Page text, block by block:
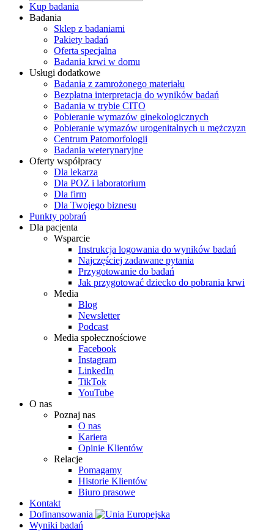
Kup badania
Badania
Sklep z badaniami
Pakiety badań
Oferta specjalna
Badania krwi w domu
Usługi dodatkowe
Badania z zamrożonego materiału
Bezpłatna interpretacja do wyników badań
Badania w trybie CITO
Pobieranie wymazów ginekologicznych
Pobieranie wymazów urogenitalnych u mężczyzn
Centrum Patomorfologii
Badania weterynaryjne
Oferty współpracy
Dla lekarza
Dla POZ i laboratorium
Dla firm
Dla Twojego biznesu
Punkty pobrań
Dla pacjenta
Wsparcie
Instrukcja logowania do wyników badań
Najczęściej zadawane pytania
Przygotowanie do badań
Jak przygotować dziecko do pobrania krwi
Media
Blog
Newsletter
Podcast
Media społecznościowe
Facebook
Instagram
LinkedIn
TikTok
YouTube
O nas
Poznaj nas
O nas
Kariera
Opinie Klientów
Relacje
Pomagamy
Historie Klientów
Biuro prasowe
Kontakt
Dofinansowania
Wyniki badań